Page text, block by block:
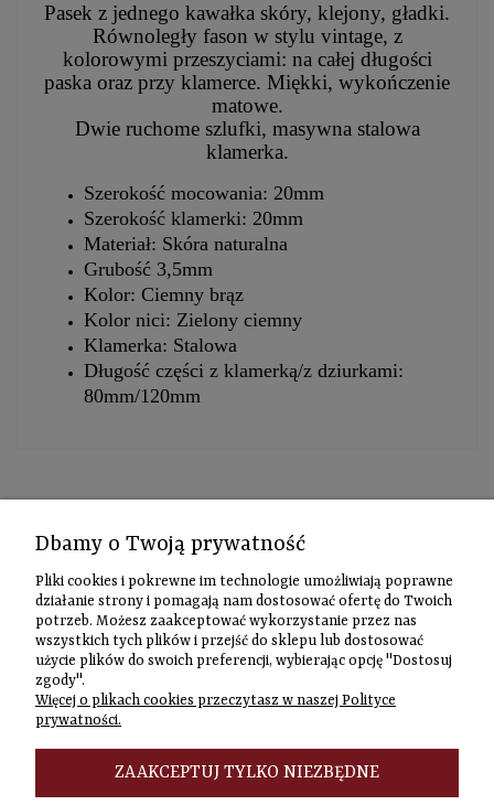
Pasek z jednego kawałka skóry, klejony, gładki.
Równoległy fason w stylu vintage, z
kolorowymi przeszyciami: na całej długości
paska oraz przy klamerce. Miękki, wykończenie
matowe.
Dwie ruchome szlufki, masywna stalowa
klamerka.
Szerokość mocowania: 20mm
Szerokość klamerki: 20mm
Materiał: Skóra naturalna
Grubość 3,5mm
Kolor: Ciemny brąz
Kolor nici: Zielony ciemny
Klamerka: Stalowa
Długość części z klamerką/z dziurkami:
80mm/120mm
Szybki
kontakt
Zamówienia
Dbamy o Twoją prywatność
Pliki cookies i pokrewne im technologie umożliwiają poprawne
działanie strony i pomagają nam dostosować ofertę do Twoich
potrzeb. Możesz zaakceptować wykorzystanie przez nas
wszystkich tych plików i przejść do sklepu lub dostosować
użycie plików do swoich preferencji, wybierając opcję "Dostosuj
zgody".
Więcej o plikach cookies przeczytasz w naszej Polityce
prywatności.
ZAAKCEPTUJ TYLKO NIEZBĘDNE